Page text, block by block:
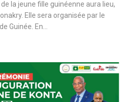
la jeune fille guinéenne aura lieu,
Elle sera organisée par le
Guinée. En